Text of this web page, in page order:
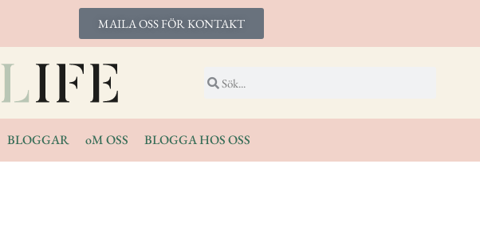
MAILA OSS FÖR KONTAKT
BLOGGAR oM OSS BLOGGA HOS OSS